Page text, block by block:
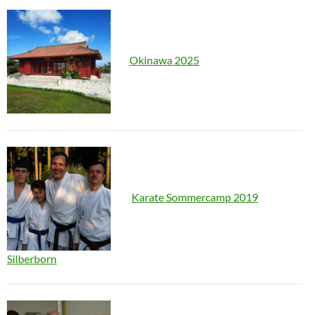
Okinawa 2025
Karate Sommercamp 2019
Silberborn